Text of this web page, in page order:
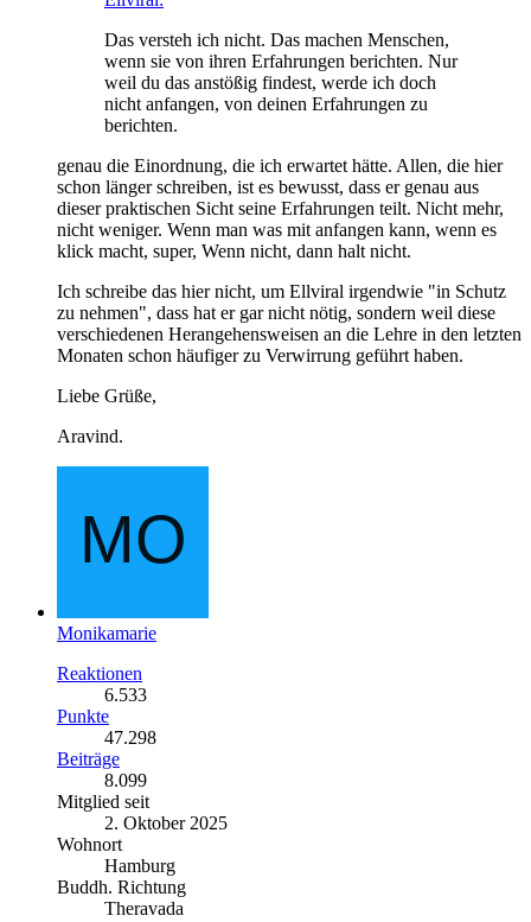
Das versteh ich nicht. Das machen Menschen,
wenn sie von ihren Erfahrungen berichten. Nur
weil du das anstößig findest, werde ich doch
nicht anfangen, von deinen Erfahrungen zu
berichten.
genau die Einordnung, die ich erwartet hätte. Allen, die hier
schon länger schreiben, ist es bewusst, dass er genau aus
dieser praktischen Sicht seine Erfahrungen teilt. Nicht mehr,
nicht weniger. Wenn man was mit anfangen kann, wenn es
klick macht, super, Wenn nicht, dann halt nicht.
Ich schreibe das hier nicht, um Ellviral irgendwie "in Schutz
zu nehmen", dass hat er gar nicht nötig, sondern weil diese
verschiedenen Herangehensweisen an die Lehre in den letzten
Monaten schon häufiger zu Verwirrung geführt haben.
Liebe Grüße,
Aravind.
Monikamarie
Reaktionen
6.533
Punkte
47.298
Beiträge
8.099
Mitglied seit
2. Oktober 2025
Wohnort
Hamburg
Buddh. Richtung
Theravada